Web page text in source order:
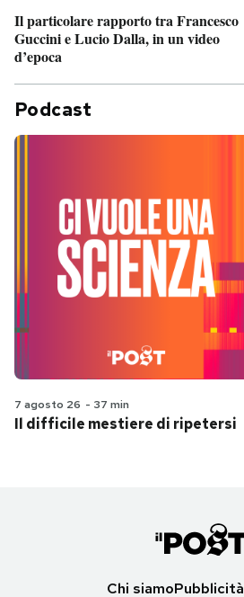
Il particolare rapporto tra Francesco
Guccini e Lucio Dalla, in un video
d’epoca
Podcast
7 agosto 26 - 37 min
Il difficile mestiere di ripetersi
Chi siamoPubblicità